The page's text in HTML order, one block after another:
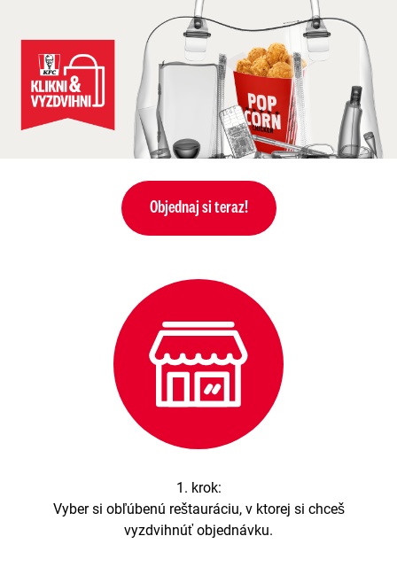
Objednaj si teraz!
1. krok:
Vyber si obľúbenú reštauráciu, v ktorej si chceš
vyzdvihnúť objednávku.